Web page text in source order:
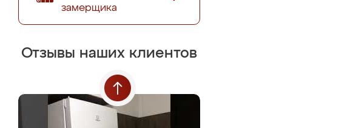
замерщика
Отзывы наших клиентов